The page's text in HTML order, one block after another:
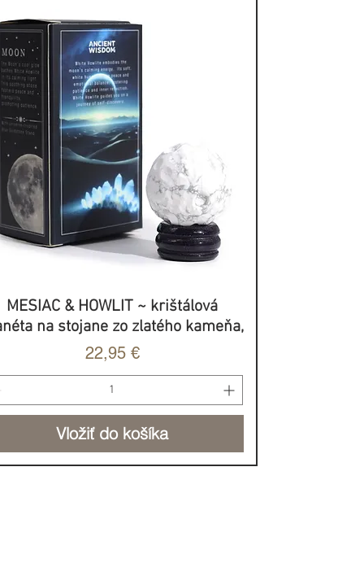
Rýchle zobrazenie
MESIAC & HOWLIT ~ krištálová
na stojane zo zlatého kameňa,
Cena
22,95 €
Vložiť do košíka